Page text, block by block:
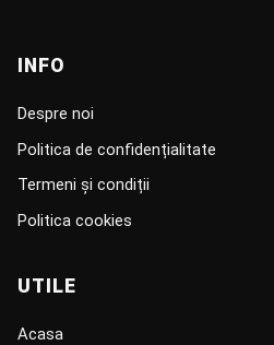
INFO
Despre noi
Politica de confidențialitate
Termeni și condiții
Politica cookies
UTILE
Acasa